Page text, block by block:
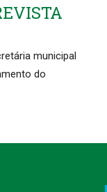
municipal
do